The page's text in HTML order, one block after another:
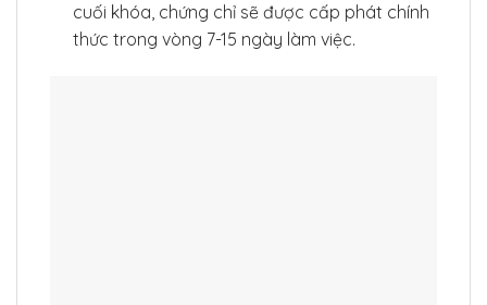
cuối khóa, chứng chỉ sẽ được cấp phát chính
thức trong vòng 7-15 ngày làm việc.